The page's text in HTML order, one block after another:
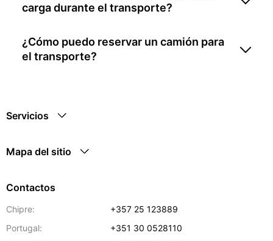
carga durante el transporte?
¿Cómo puedo reservar un camión para
el transporte?
Servicios
Mapa del sitio
Contactos
Chipre:
+357 25 123889
Portugal:
+351 30 0528110